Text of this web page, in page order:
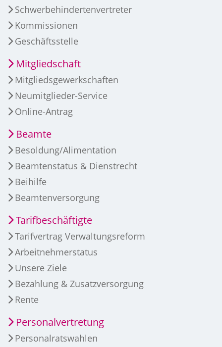
Schwerbehindertenvertreter
Kommissionen
Geschäftsstelle
Mitgliedschaft
Mitgliedsgewerkschaften
Neumitglieder-Service
Online-Antrag
Beamte
Besoldung/Alimentation
Beamtenstatus & Dienstrecht
Beihilfe
Beamtenversorgung
Tarifbeschäftigte
Tarifvertrag Verwaltungsreform
Arbeitnehmerstatus
Unsere Ziele
Bezahlung & Zusatzversorgung
Rente
Personalvertretung
Personalratswahlen